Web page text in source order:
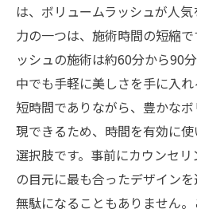
は、ボリュームラッシュが人
力の一つは、施術時間の短縮
ッシュの施術は約60分から90
中でも手軽に美しさを手に入
短時間でありながら、豊かな
現できるため、時間を有効に
選択肢です。事前にカウンセ
の目元に最も合ったデザイン
無駄になることもありません